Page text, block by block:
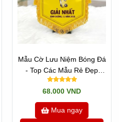
Mẫu Cờ Lưu Niệm Bóng Đá
- Top Các Mẫu Rẻ Đẹp
Thịnh Hành
68.000 VND
Mua ngay